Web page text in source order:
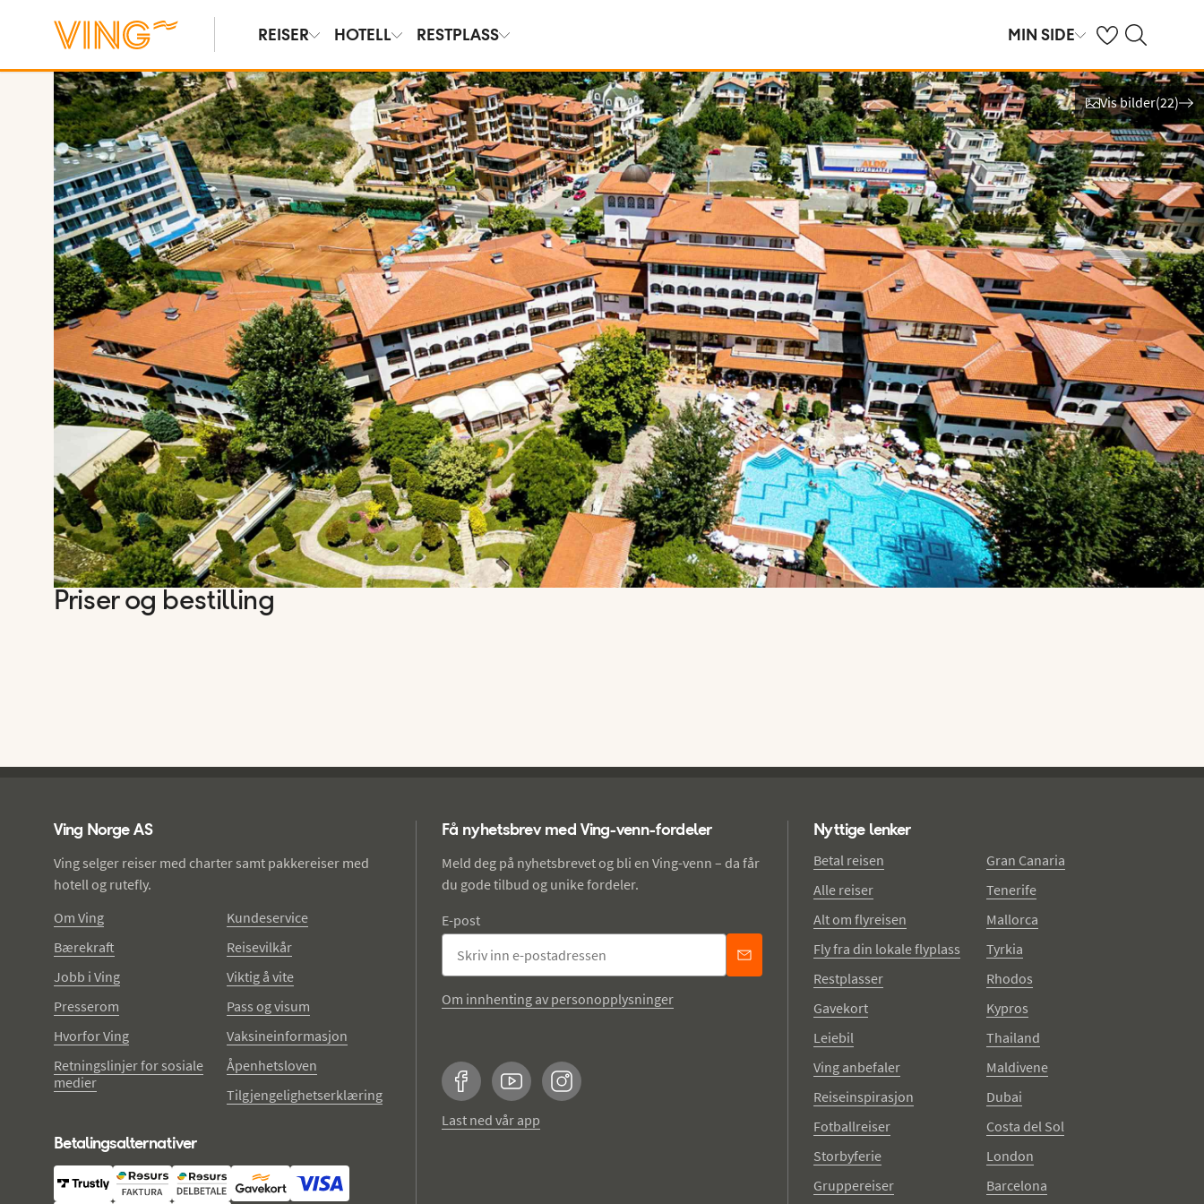
REISER HOTELL RESTPLASS MIN SIDE Se dine sparte
Søk på ving.no
Vis bilder
Vis bilder(22)
Priser og bestilling
Ving Norge AS
Ving selger reiser med charter samt pakkereiser med
hotell og rutefly.
Om Ving
Bærekraft
Jobb i Ving
Presserom
Hvorfor Ving
Retningslinjer for sosiale
medier
Kundeservice
Reisevilkår
Viktig å vite
Pass og visum
Vaksineinformasjon
Åpenhetsloven
Tilgjengelighetserklæring
Betalingsalternativer
Få nyhetsbrev med Ving-venn-fordeler
Meld deg på nyhetsbrevet og bli en Ving-venn – da får
du gode tilbud og unike fordeler.
E-post
Om innhenting av personopplysninger
FacebookYouTubeInstagram
Last ned vår app
Nyttige lenker
Betal reisen
Alle reiser
Alt om flyreisen
Fly fra din lokale flyplass
Restplasser
Gavekort
Leiebil
Ving anbefaler
Reiseinspirasjon
Fotballreiser
Storbyferie
Gruppereiser
Gran Canaria
Tenerife
Mallorca
Tyrkia
Rhodos
Kypros
Thailand
Maldivene
Dubai
Costa del Sol
London
Barcelona